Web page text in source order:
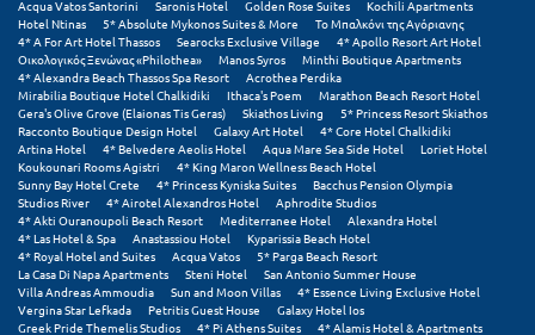
Παραλία Κατερίνης
Παραλία Λιτοχώρου
Παράλιο Άστρος
Πάργα
Παρνασσός
Πάρος
Πάτμος
Acqua Vatos Santorini
Saronis Hotel Golden Rose Suites
Kochili Apartments
Hotel Ntinas
5* Absolute Mykonos Suites & More
Το Μπαλκόνι της Αγόριανης
4* A For Art Hotel Thassos
Searocks Exclusive Village
4* Apollo Resort Art Hotel
Οικολογικός Ξενώνας «Philothea»
Manos Syros
Minthi Boutique Apartments
4* Alexandra Beach Thassos Spa Resort
Acrothea Perdika
Mirabilia Boutique Hotel Chalkidiki
Ithaca's Poem
Marathon Beach Resort Hotel
Gera's Olive Grove (Elaionas Tis Geras)
Skiathos Living
5* Princess Resort Skiathos
Racconto Boutique Design Hotel
Galaxy Art Hotel
4* Core Hotel Chalkidiki
Artina Hotel
4* Belvedere Aeolis Hotel Aqua Mare Sea Side Hotel
Loriet Hotel
Koukounari Rooms Agistri
4* King Maron Wellness Beach Hotel
Sunny Bay Hotel Crete
4* Princess Kyniska Suites
Bacchus Pension Olympia
Studios River
4* Airotel Alexandros Hotel
Aphrodite Studios
4* Akti Ouranoupoli Beach Resort
Mediterranee Hotel
Alexandra Hotel
4* Las Hotel & Spa
Anastassiou Hotel
Kyparissia Beach Hotel
4* Royal Hotel and Suites
Acqua Vatos
5* Parga Beach Resort
La Casa Di Napa Apartments
Steni Hotel
San Antonio Summer House
Villa Andreas Ammoudia
Sun and Moon Villas
4* Essence Living Exclusive Hotel
Vergina Star Lefkada
Petritis Guest House
Galaxy Hotel Ios
Greek Pride Themelis Studios
4* Pi Athens Suites
4* Alamis Hotel & Apartments